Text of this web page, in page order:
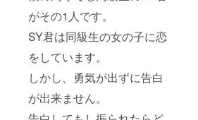
がその1人です。
SY君は同級生の女の子に恋
をしています。
しかし、勇気が出ずに告白
が出来ません。